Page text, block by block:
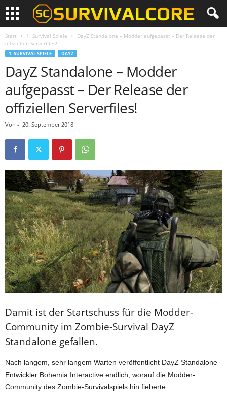
Start 1. Survival Spiele
DayZ Standalone – Modder aufgepasst – Der Release der
offiziellen Serverfiles!
1. SURVIVAL SPIELE DAYZ
DayZ Standalone – Modder
aufgepasst – Der Release der
offiziellen Serverfiles!
Von - 20. September 2018
Damit ist der Startschuss für die Modder-
Community im Zombie-Survival DayZ
Standalone gefallen.
Nach langem, sehr langem Warten veröffentlicht DayZ Standalone
Entwickler Bohemia Interactive endlich, worauf die Modder-
Community des Zombie-Survivalspiels hin fieberte.